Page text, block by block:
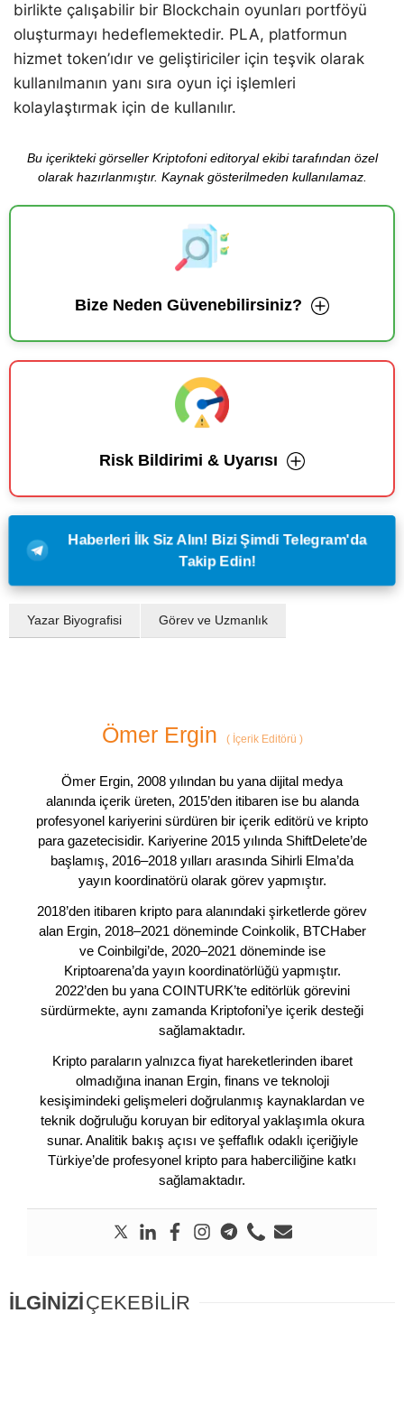
birlikte çalışabilir bir Blockchain oyunları portföyü
oluşturmayı hedeflemektedir. PLA, platformun
hizmet token’ıdır ve geliştiriciler için teşvik olarak
kullanılmanın yanı sıra oyun içi işlemleri
kolaylaştırmak için de kullanılır.
Bu içerikteki görseller Kriptofoni editoryal ekibi tarafından özel
olarak hazırlanmıştır. Kaynak gösterilmeden kullanılamaz.
Bize Neden Güvenebilirsiniz?
Risk Bildirimi & Uyarısı
Haberleri İlk Siz Alın! Bizi Şimdi Telegram'da
Takip Edin!
Yazar Biyografisi Görev ve Uzmanlık
Ömer Ergin (İçerik Editörü )
Ömer Ergin, 2008 yılından bu yana dijital medya
alanında içerik üreten, 2015’den itibaren ise bu alanda
profesyonel kariyerini sürdüren bir içerik editörü ve kripto
para gazetecisidir. Kariyerine 2015 yılında ShiftDelete’de
başlamış, 2016–2018 yılları arasında Sihirli Elma’da
yayın koordinatörü olarak görev yapmıştır.
2018’den itibaren kripto para alanındaki şirketlerde görev
alan Ergin, 2018–2021 döneminde Coinkolik, BTCHaber
ve Coinbilgi’de, 2020–2021 döneminde ise
Kriptoarena’da yayın koordinatörlüğü yapmıştır.
2022’den bu yana COINTURK’te editörlük görevini
sürdürmekte, aynı zamanda Kriptofoni’ye içerik desteği
sağlamaktadır.
Kripto paraların yalnızca fiyat hareketlerinden ibaret
olmadığına inanan Ergin, finans ve teknoloji
kesişimindeki gelişmeleri doğrulanmış kaynaklardan ve
teknik doğruluğu koruyan bir editoryal yaklaşımla okura
sunar. Analitik bakış açısı ve şeffaflık odaklı içeriğiyle
Türkiye’de profesyonel kripto para haberciliğine katkı
sağlamaktadır.
İLGİNİZİÇEKEBİLİR